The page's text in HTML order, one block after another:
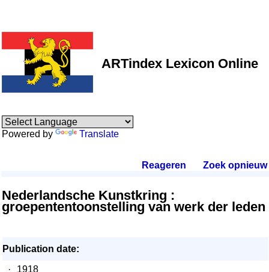
ARTindex Lexicon Online
Powered by Translate
Reageren Zoek opnieuw.
Nederlandsche Kunstkring :
groepententoonstelling van werk der leden
Publication date:
·
1918